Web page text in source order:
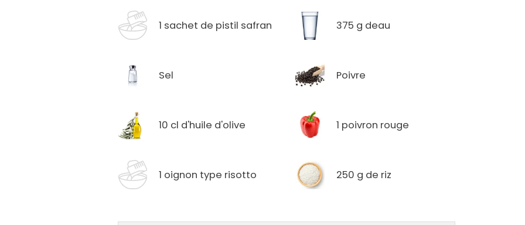
1 sachet de pistil safran 375 g deau
Sel Poivre
10 cl d'huile d'olive 1 poivron rouge
1 oignon type risotto 250 g de riz